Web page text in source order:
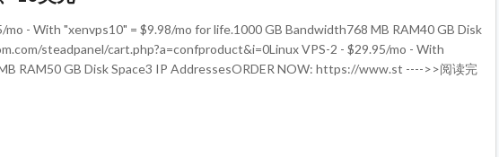
- With "xenvps10" = $9.98/mo for life.1000 GB Bandwidth768 MB RAM40 GB Disk
steadpanel/cart.php?a=confproduct&i=0Linux VPS-2 - $29.95/mo - With
RAM50 GB Disk Space3 IP AddressesORDER NOW: https://www.st ---->>阅读完